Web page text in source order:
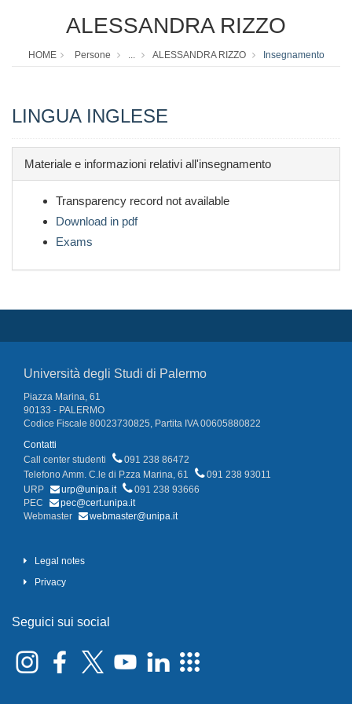
ALESSANDRA RIZZO
HOME Persone ... ALESSANDRA RIZZO Insegnamento
LINGUA INGLESE
Materiale e informazioni relativi all'insegnamento
Transparency record not available
Download in pdf
Exams
Università degli Studi di Palermo
Piazza Marina, 61
90133 - PALERMO
Codice Fiscale 80023730825, Partita IVA 00605880822
Contatti
Call center studenti
091 238 86472
Telefono Amm. C.le di P.zza Marina, 61
091 238 93011
URP
urp@unipa.it
091 238 93666
PEC
pec@cert.unipa.it
Webmaster
webmaster@unipa.it
Legal notes
Privacy
Seguici sui social